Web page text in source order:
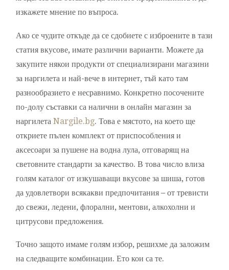
изкажете мнение по въпроса.
Ако се чудите откъде да се сдобиете с изброените в тази
статия вкусове, имате различни варианти. Можете да
закупите някои продукти от специализирани магазини
за наргилета и най-вече в интернет, тъй като там
разнообразието е несравнимо. Конкретно посочените
по-долу съставки са налични в онлайн магазин за
наргилетаNargile.bg. Това е мястото, на което ще
откриете пълен комплект от приспособления и
аксесоари за пушене на водна лула, отговарящ на
световните стандарти за качество. В това число влиза
голям каталог от изкушаващи вкусове за шиша, готов
да удовлетвори всякакви предпочитания – от тревисти
до свежи, ледени, флорални, ментови, алкохолни и
цитрусови предложения.
Точно защото имаме голям избор, решихме да заложим
на следващите комбинации. Ето кои са те.